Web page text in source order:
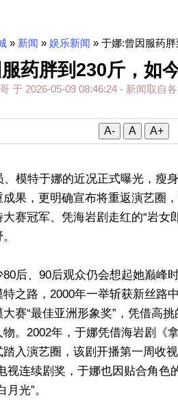
» 新闻 » 娱乐新闻 » 于娜:曾因服药
药胖到230斤，如
于 2026-05-09 08:46:24 - 新闻取自
A- A A+
、模特于娜的近况正式曝光，瘦
果，更明确宣布将重返演艺圈
赛冠军、凭海岩剧走红的“岩女
后、90后观众仍会想起她巅峰
之路，2000年一举斩获新丝路
赛“最佳亚洲形象奖”，凭借高
。2002年，于娜凭借海岩剧《
入演艺圈，该剧开播第一周收
视连续剧奖，于娜也因贴合角色
光”。